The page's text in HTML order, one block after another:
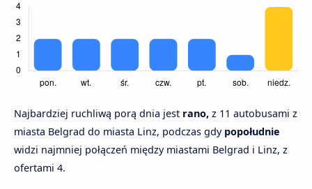
Najbardziej ruchliwą porą dnia jest rano, z 11 autobusami z
miasta Belgrad do miasta Linz, podczas gdy popołudnie
widzi najmniej połączeń między miastami Belgrad i Linz, z
ofertami 4.